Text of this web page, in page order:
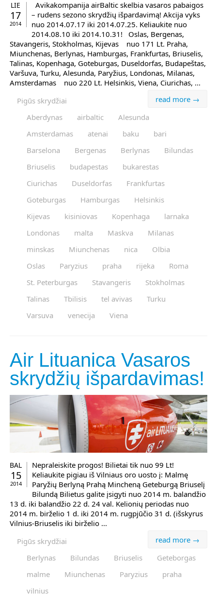
LIE
17
2014
Avikakompanija airBaltic skelbia vasaros pabaigos
– rudens sezono skrydžių išpardavimą! Akcija vyks
nuo 2014.07.17 iki 2014.07.25. Keliaukite nuo
2014.08.10 iki 2014.10.31! Oslas, Bergenas,
Stavangeris, Stokholmas, Kijevas nuo 171 Lt. Praha,
Miunchenas, Berlynas, Hamburgas, Frankfurtas, Briuselis,
Talinas, Kopenhaga, Goteburgas, Duseldorfas, Budapeštas,
Varšuva, Turku, Alesunda, Paryžius, Londonas, Milanas,
Amsterdamas nuo 220 Lt. Helsinkis, Viena, Ciurichas, ...
read more →
Pigūs skrydžiai
Aberdynas
airbaltic
Alesunda
Amsterdamas
atenai baku
bari
Barselona
Bergenas Berlynas
Bilundas
Briuselis
budapestas
bukarestas
Ciurichas
Duseldorfas
Frankfurtas
Goteburgas
Hamburgas
Helsinkis
Kijevas
kisiniovas Kopenhaga
larnaka
Londonas
malta Maskva
Milanas
minskas
Miunchenas nica
Olbia
Oslas
Paryzius praha rijeka
Roma
St. Peterburgas
Stavangeris
Stokholmas
Talinas
Tbilisis tel avivas
Turku
Varsuva
venecija Viena
Air Lituanica Vasaros
skrydžių išpardavimas!
BAL
15
2014
Nepraleiskite progos! Bilietai tik nuo 99 Lt!
Keliaukite pigiau iš Vilniaus oro uosto į: Malmę
Paryžių Berlyną Prahą Mincheną Geteburgą Briuselį
Bilundą Bilietus galite įsigyti nuo 2014 m. balandžio
13 d. iki balandžio 22 d. 24 val. Kelionių periodas nuo
2014 m. birželio 1 d. iki 2014 m. rugpjūčio 31 d. (išskyrus
Vilnius-Briuselis iki birželio ...
read more →
Pigūs skrydžiai
Berlynas
Bilundas Briuselis
Geteborgas
malme
Miunchenas Paryzius
praha
vilnius